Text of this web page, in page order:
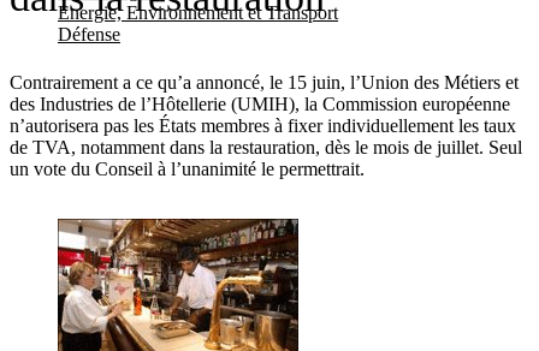
Energie, Environnement et Transport
Défense
Contrairement a ce qu’a annoncé, le 15 juin, l’Union des Métiers et
des Industries de l’Hôtellerie (UMIH), la Commission européenne
n’autorisera pas les États membres à fixer individuellement les taux
de TVA, notamment dans la restauration, dès le mois de juillet. Seul
un vote du Conseil à l’unanimité le permettrait.